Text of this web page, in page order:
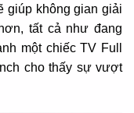
giúp không gian giải
tất cả như đang
một chiếc TV Full
cho thấy sự vượt